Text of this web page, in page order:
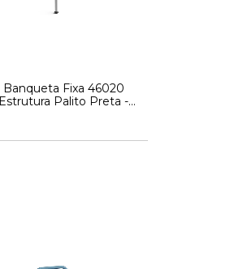
Banqueta Fixa 46020
Estrutura Palito Preta -
Cadeiras Cavaletti